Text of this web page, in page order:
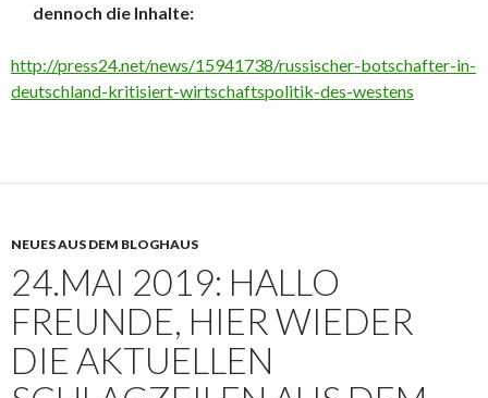
dennoch die Inhalte:
http://press24.net/news/15941738/russischer-botschafter-in-
deutschland-kritisiert-wirtschaftspolitik-des-westens
NEUES AUS DEM BLOGHAUS
24.MAI 2019: HALLO
FREUNDE, HIER WIEDER
DIE AKTUELLEN